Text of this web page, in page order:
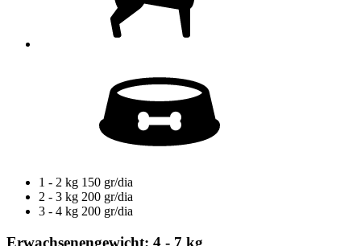
1 - 2 kg 150 gr/dia
2 - 3 kg 200 gr/dia
3 - 4 kg 200 gr/dia
Erwachsenengewicht: 4 - 7 kg